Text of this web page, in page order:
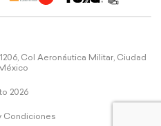
Col Aeronáutica Militar, Ciudad
2026
Condiciones